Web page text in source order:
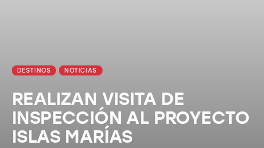
DESTINOS NOTICIAS
REALIZAN VISITA DE
INSPECCIÓN AL PROYECTO
ISLAS MARÍAS